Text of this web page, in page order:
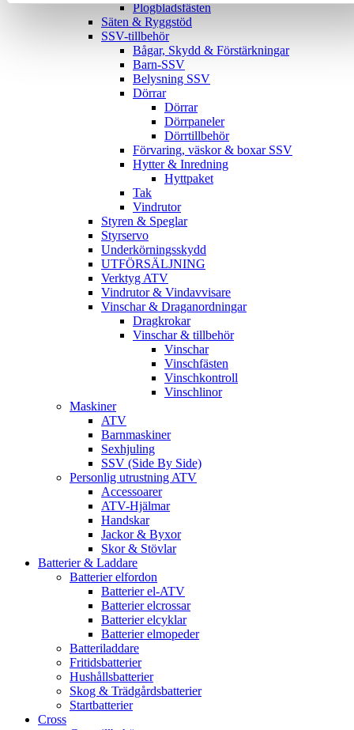
Plogbladsfästen
Säten & Ryggstöd
SSV-tillbehör
Bågar, Skydd & Förstärkningar
Barn-SSV
Belysning SSV
Dörrar
Dörrar
Dörrpaneler
Dörrtillbehör
Förvaring, väskor & boxar SSV
Hytter & Inredning
Hyttpaket
Tak
Vindrutor
Styren & Speglar
Styrservo
Underkörningsskydd
UTFÖRSÄLJNING
Verktyg ATV
Vindrutor & Vindavvisare
Vinschar & Draganordningar
Dragkrokar
Vinschar & tillbehör
Vinschar
Vinschfästen
Vinschkontroll
Vinschlinor
Maskiner
ATV
Barnmaskiner
Sexhjuling
SSV (Side By Side)
Personlig utrustning ATV
Accessoarer
ATV-Hjälmar
Handskar
Jackor & Byxor
Skor & Stövlar
Batterier & Laddare
Batterier elfordon
Batterier el-ATV
Batterier elcrossar
Batterier elcyklar
Batterier elmopeder
Batteriladdare
Fritidsbatterier
Hushållsbatterier
Skog & Trädgårdsbatterier
Startbatterier
Cross